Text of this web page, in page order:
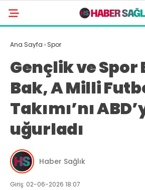
Ana Sayfa › Spor
Gençlik ve Spor
Bak, A Milli
Takımı’nı
uğurladı
Haber Sağlık
Giriş: 02-06-2026 18:07